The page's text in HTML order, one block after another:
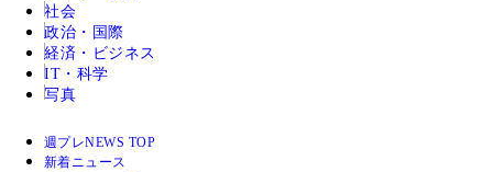
社会
政治・国際
経済・ビジネス
IT・科学
写真
週プレNEWS TOP
新着ニュース